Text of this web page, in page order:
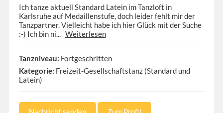
Ich tanze aktuell Standard Latein im Tanzloft in
Karlsruhe auf Medaillenstufe, doch leider fehlt mir der
Tanzpartner. Vielleicht habe ich hier Glück mit der Suche
:-) Ich bin ni... Weiterlesen
Tanzniveau: Fortgeschritten
Kategorie: Freizeit-Gesellschaftstanz (Standard und
Latein)